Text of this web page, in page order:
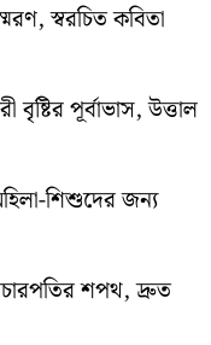
স্বরচিত কবিতা
পূর্বাভাস, উত্তাল
শিশুদের জন্য
শপথ, দ্রুত